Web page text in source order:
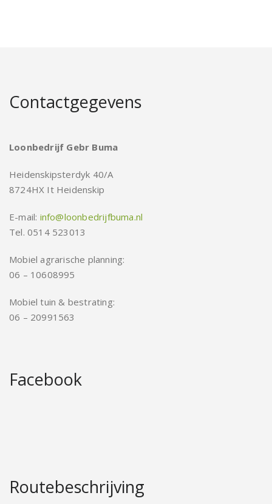
Contactgegevens
Loonbedrijf Gebr Buma
Heidenskipsterdyk 40/A
8724HX It Heidenskip
E-mail: info@loonbedrijfbuma.nl
Tel. 0514 523013
Mobiel agrarische planning:
06 – 10608995
Mobiel tuin & bestrating:
06 – 20991563
Facebook
Routebeschrijving